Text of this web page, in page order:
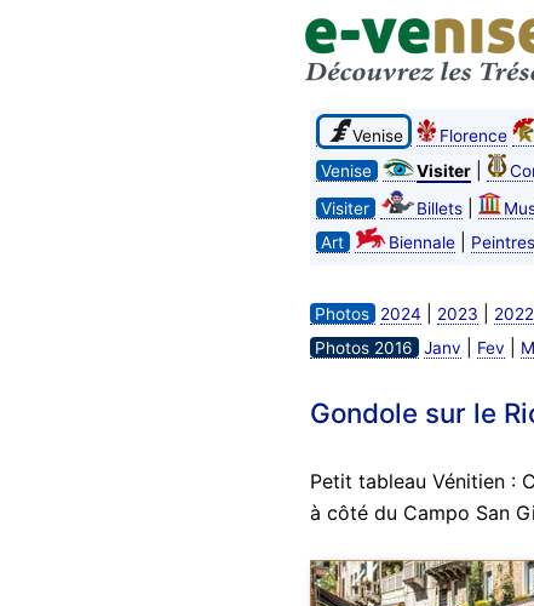
Venise Florence
Venise
Visiter|
Visiter
Billets|
Art
Biennale| Peintres
Photos 2024 2023 2022
Photos 2016 Janv Fev
Gondole sur le
Petit tableau Vénitien :
à côté du Campo San